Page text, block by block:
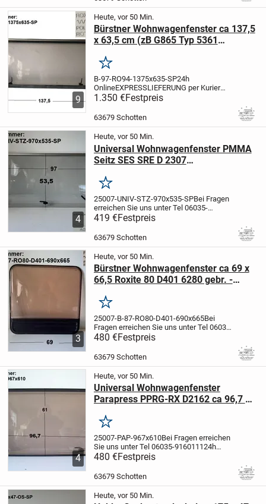
9
Heute, vor 50 Min.
Bürstner Wohnwagenfenster ca 137,5
x 63,5 cm (zB G865 Typ 5361
D399 9701 gebraucht, Sonderpreis
Merken
B-97-RO94-1375x635-SP24h
OnlineEXPRESSLIEFERUNG per Kurier
wenn es sehr schnell gehen muß für 0,99
EUR pro km möglich
Bürstner Wohnwagenfenster ca 137,5 x
1.350 €Festpreis
63679 Schotten
4
Heute, vor 50 Min.
Universal Wohnwagenfenster PMMA
Seitz SES SRE D 2307
gebr.Merken
25007-UNIV-STZ-970x535-SPBei Fragen
erreichen Sie uns unter Tel 06035-
916011124h Online
per Kurier wenn es sehr schnell gehen
muß für 1,25 EUR pro km
möglichArtikelbeschreibung:...
419 €Festpreis
63679 Schotten
3
Heute, vor 50 Min.
Bürstner Wohnwagenfenster ca 69 x
66,5 Roxite 80 D401 6280 gebr. -
Merken
25007-B-87-RO80-D401-690x665Bei
Fragen erreichen Sie uns unter Tel 06035-
916011124h
Artikelbeschreibung:
Wohnwagenfenster siehe Fotos
Hersteller Roxite 80 D401/ Polyplastic
480 €Festpreis
63679 Schotten
4
Heute, vor 50 Min.
Universal Wohnwagenfenster
Parapress PPRG-RX D2162 ca 96,7 x
Merken
25007-PAP-967x610Bei Fragen erreichen
Sie uns unter Tel 06035-916011124h
OnlineEXPRESSLIEFERUNG per Kurier
wenn es sehr schnell gehen muß für 1,25
EUR pro km
480 €Festpreis
63679 Schotten
Heute, vor 50 Min.